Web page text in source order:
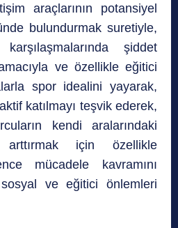
araçlarının potansiyel
bulundurmak suretiyle,
şiddet
ve özellikle eğitici
spor idealini yayarak,
katılmayı teşvik ederek,
kendi aralarındaki
arttırmak için özellikle
mücadele kavramını
ve eğitici önlemleri